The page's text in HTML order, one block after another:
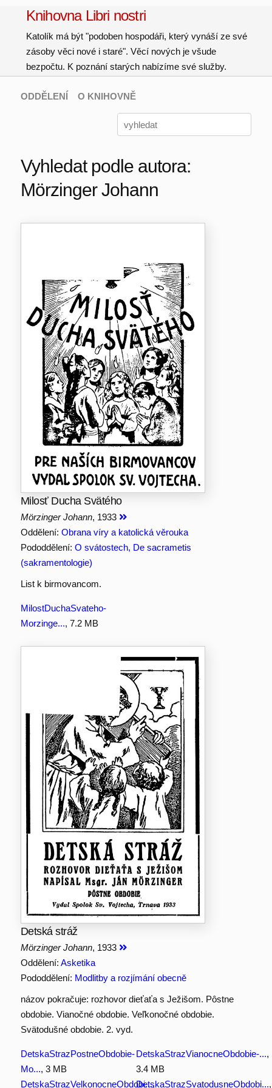
Knihovna Libri nostri
Katolík má být "podoben hospodáři, který vynáší ze své
zásoby věci nové i staré". Věcí nových je všude
bezpočtu. K poznání starých nabízíme své služby.
ODDĚLENÍ O KNIHOVNĚ
Vyhledat podle autora:
Mörzinger Johann
Milosť Ducha Svätého
Mörzinger Johann, 1933
Oddělení: Obrana víry a katolická věrouka
Pododdělení: O svátostech, De sacrametis
(sakramentologie)
List k birmovancom.
MilostDuchaSvateho-
Morzinge..., 7.2 MB
Detská stráž
Mörzinger Johann, 1933
Oddělení: Asketika
Pododdělení: Modlitby a rozjímání obecně
názov pokračuje: rozhovor dieťaťa s Ježišom. Pôstne
obdobie. Vianočné obdobie. Veľkonočné obdobie.
Svätodušné obdobie. 2. vyd.
DetskaStrazPostneObdobie-
Mo..., 3 MB
DetskaStrazVianocneObdobie-...,
3.4 MB
DetskaStrazVelkonocneObdobi...,
DetskaStrazSvatodusneObdobi...,